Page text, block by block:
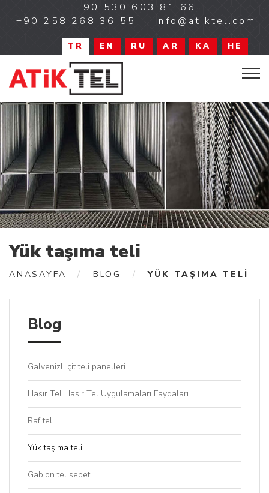
+90 530 603 81 66
+90 258 268 36 55
info@atiktel.com
TR EN RU AR KA HE
Yük taşıma teli
ANASAYFA BLOG YÜK TAŞIMA TELI
Blog
Galvenizli çit teli panelleri
Hasır Tel Hasır Tel Uygulamaları Faydaları
Raf teli
Yük taşıma teli
Gabion tel sepet